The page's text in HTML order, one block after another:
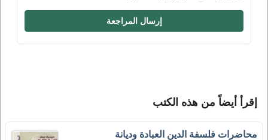
إرسال المراجعة
إقرأ أيضاً من هذه الكتب
محاضرات فلسفة الدين العبادة وديانة